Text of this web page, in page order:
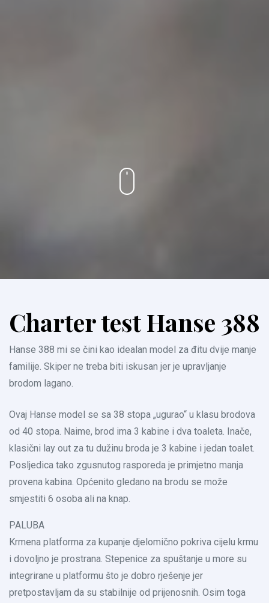
Charter test Hanse 388
Hanse 388 mi se čini kao idealan model za đitu dvije manje
familije. Skiper ne treba biti iskusan jer je upravljanje
brodom lagano.
Ovaj Hanse model se sa 38 stopa „ugurao“ u klasu brodova
od 40 stopa. Naime, brod ima 3 kabine i dva toaleta. Inače,
klasični lay out za tu dužinu broda je 3 kabine i jedan toalet.
Posljedica tako zgusnutog rasporeda je primjetno manja
provena kabina. Općenito gledano na brodu se može
smjestiti 6 osoba ali na knap.
PALUBA
Krmena platforma za kupanje djelomično pokriva cijelu krmu
i dovoljno je prostrana. Stepenice za spuštanje u more su
integrirane u platformu što je dobro rješenje jer
pretpostavljam da su stabilnije od prijenosnih. Osim toga